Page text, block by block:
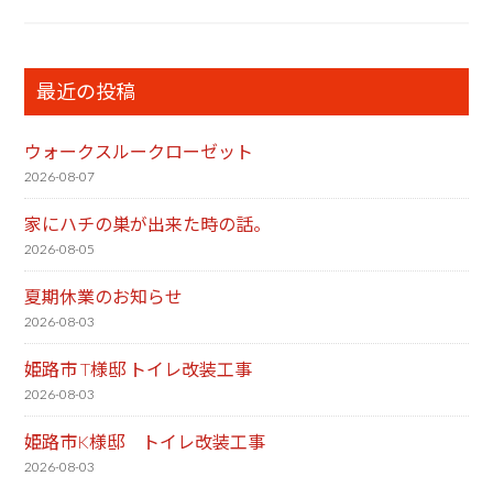
最近の投稿
ウォークスルークローゼット
2026-08-07
家にハチの巣が出来た時の話。
2026-08-05
夏期休業のお知らせ
2026-08-03
姫路市 T様邸 トイレ改装工事
2026-08-03
姫路市K様邸 トイレ改装工事
2026-08-03